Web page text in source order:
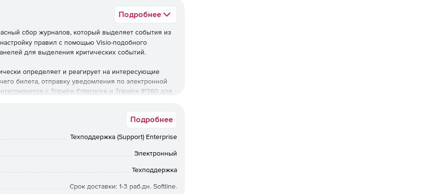
Подробнее
сбор журналов, который выделяет события из
правил с помощью Visio-подобного
для выделения критических событий.
определяет и реагирует на интересующие
билета, отправку уведомления по электронной
с Tripwire Enterprise и Tripwire IP360 для
для сбора и хранения журналов,
обнаружения внутренних угроз, аудита
обнаружения нарушений и обнаружения вторжений.
данных и выявление аномалий и паттернов,
Подробнее
Техподдержка (Support) Enterprise
Электронный
Техподдержка
Срок доставки: 1-3 раб.дн. Softline.